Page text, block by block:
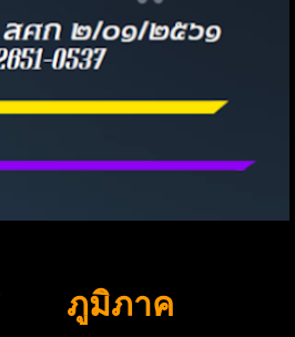
ภูมิภาค